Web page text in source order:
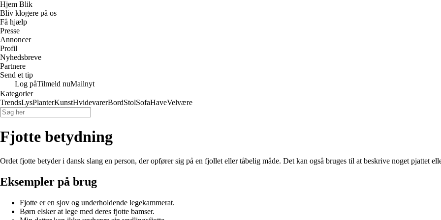
Hjem Blik
Bliv klogere på os
Få hjælp
Presse
Annoncer
Profil
Nyhedsbreve
Partnere
Send et tip
Log påTilmeld nuMailnyt
Kategorier
TrendsLysPlanterKunstHvidevarerBordStolSofaHaveVelvære
Fjotte betydning
Ordet fjotte betyder i dansk slang en person, der opfører sig på en fjollet eller tåbelig måde. Det kan også bruges til at beskrive noget pjattet
Eksempler på brug
Fjotte er en sjov og underholdende legekammerat.
Børn elsker at lege med deres fjotte bamser.